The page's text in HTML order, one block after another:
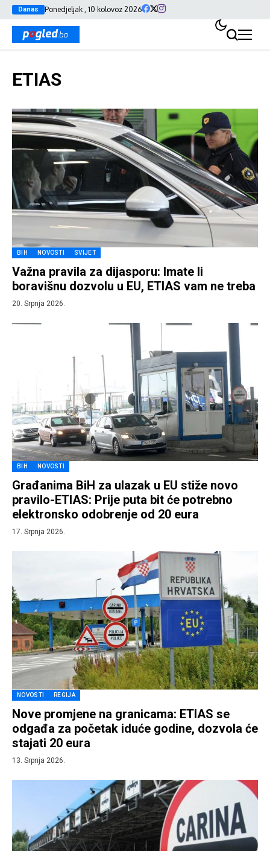
Danas Ponedjeljak , 10 kolovoz 2026
ETIAS
BIH NOVOSTI SVIJET
Važna pravila za dijasporu: Imate li
boravišnu dozvolu u EU, ETIAS vam ne treba
20. Srpnja 2026.
BIH NOVOSTI
Građanima BiH za ulazak u EU stiže novo
pravilo-ETIAS: Prije puta bit će potrebno
elektronsko odobrenje od 20 eura
17. Srpnja 2026.
NOVOSTI REGIJA
Nove promjene na granicama: ETIAS se
odgađa za početak iduće godine, dozvola će
stajati 20 eura
13. Srpnja 2026.